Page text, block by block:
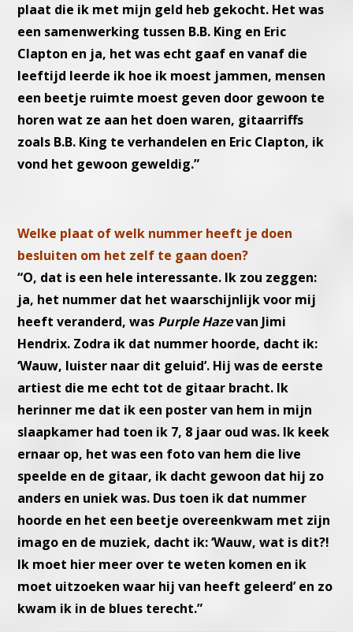
plaat die ik met mijn geld heb gekocht. Het was
een samenwerking tussen B.B. King en Eric
Clapton en ja, het was echt gaaf en vanaf die
leeftijd leerde ik hoe ik moest jammen, mensen
een beetje ruimte moest geven door gewoon te
horen wat ze aan het doen waren, gitaarriffs
zoals B.B. King te verhandelen en Eric Clapton, ik
vond het gewoon geweldig.”
Welke plaat of welk nummer heeft je doen
besluiten om het zelf te gaan doen?
“O, dat is een hele interessante. Ik zou zeggen:
ja, het nummer dat het waarschijnlijk voor mij
heeft veranderd, was Purple Hazevan Jimi
Hendrix. Zodra ik dat nummer hoorde, dacht ik:
‘Wauw, luister naar dit geluid’. Hij was de eerste
artiest die me echt tot de gitaar bracht. Ik
herinner me dat ik een poster van hem in mijn
slaapkamer had toen ik 7, 8 jaar oud was. Ik keek
ernaar op, het was een foto van hem die live
speelde en de gitaar, ik dacht gewoon dat hij zo
anders en uniek was. Dus toen ik dat nummer
hoorde en het een beetje overeenkwam met zijn
imago en de muziek, dacht ik: ‘Wauw, wat is dit?!
Ik moet hier meer over te weten komen en ik
moet uitzoeken waar hij van heeft geleerd’ en zo
kwam ik in de blues terecht.”